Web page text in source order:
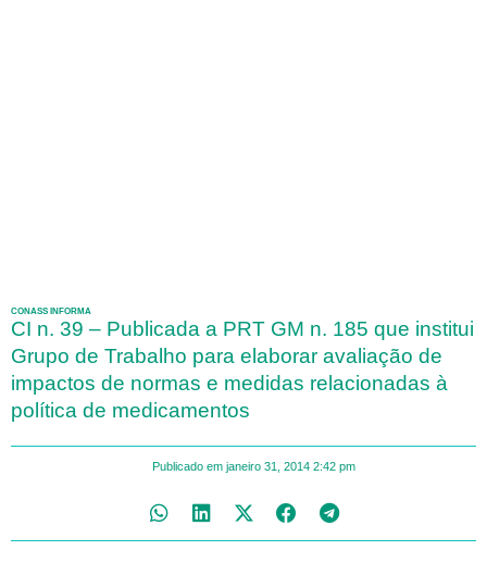
CONASS INFORMA
CI n. 39 – Publicada a PRT GM n. 185 que institui
Grupo de Trabalho para elaborar avaliação de
impactos de normas e medidas relacionadas à
política de medicamentos
Publicado em janeiro 31, 2014 2:42 pm